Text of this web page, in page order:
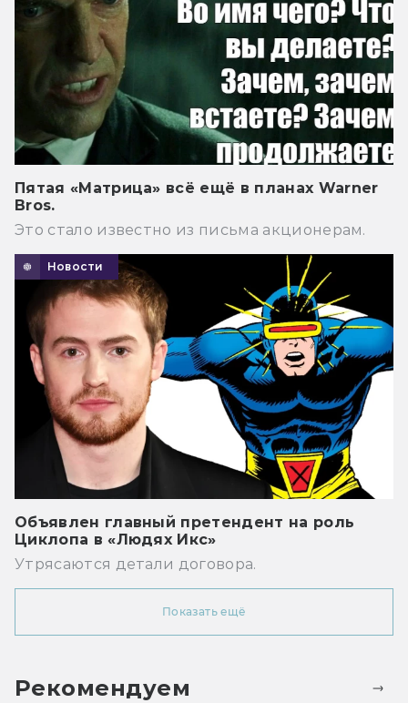
Пятая «Матрица» всё ещё в планах Warner
Bros.
Это стало известно из письма акционерам.
Новости
Объявлен главный претендент на роль
Циклопа в «Людях Икс»
Утрясаются детали договора.
Показать ещё
Рекомендуем